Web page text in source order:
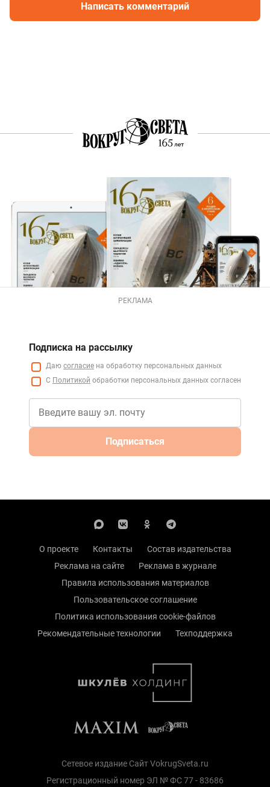
Написать комментарий
РЕКЛАМА
Подписка на рассылку
Даю согласие на обработку персональных данных
С Политикой обработки персональных данных согласен
Подписаться
О проекте Контакты
Состав издательства
Реклама на сайте
Реклама в журнале
Правила использования материалов
Пользовательское соглашение
Политика использования cookie-файлов
Рекомендательные технологии
Техподдержка
Сетевое издание Сайт VokrugSveta.ru
Регистрационный номер ЭЛ № ФС 77 - 83686